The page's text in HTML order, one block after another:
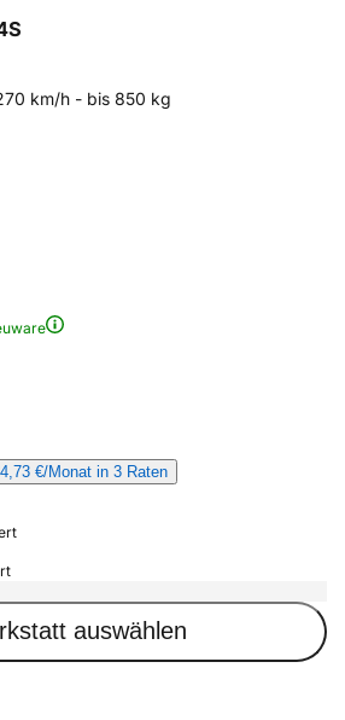
km/h - bis 850 kg
€/Monat in 3 Raten
auswählen